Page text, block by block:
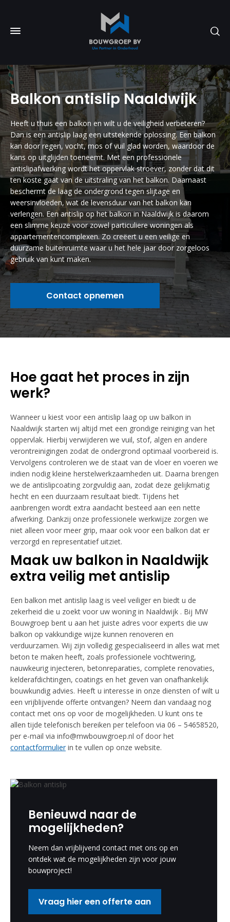
Balkon antislip Naaldwijk
Heeft u thuis een balkon en wilt u de veiligheid verbeteren?
Dan is een antislip laag een uitstekende oplossing. Een balkon
kan door regen, vocht, mos of vuil glad worden, waardoor de
kans op uitglijden toeneemt. Met een professionele
antislipafwerking wordt het oppervlak stroever, zonder dat dit
ten koste gaat van de uitstraling van het balkon. Daarnaast
beschermt de laag de ondergrond tegen slijtage en
weersinvloeden, wat de levensduur van het balkon kan
verlengen. Een antislip op het balkon in Naaldwijk is daarom
een slimme keuze voor zowel particuliere woningen als
appartementencomplexen. Zo creëert u een veilige en
duurzame buitenruimte waar u het hele jaar door zorgeloos
gebruik van kunt maken.
Contact opnemen
Hoe gaat het proces in zijn
werk?
Wanneer u kiest voor een antislip laag op uw balkon in
Naaldwijk starten wij altijd met een grondige reiniging van het
oppervlak. Hierbij verwijderen we vuil, stof, algen en andere
verontreinigingen zodat de ondergrond optimaal voorbereid is.
Vervolgens controleren we de staat van de vloer en voeren we
indien nodig kleine herstelwerkzaamheden uit. Daarna brengen
we de antislipcoating zorgvuldig aan, zodat deze gelijkmatig
hecht en een duurzaam resultaat biedt. Tijdens het
aanbrengen wordt extra aandacht besteed aan een nette
afwerking. Dankzij onze professionele werkwijze zorgen we
niet alleen voor meer grip, maar ook voor een balkon dat er
verzorgd en representatief uitziet.
Maak uw balkon in Naaldwijk
extra veilig met antislip
Een balkon met antislip laag is veel veiliger en biedt u de
zekerheid die u zoekt voor uw woning in Naaldwijk . Bij MW
Bouwgroep bent u aan het juiste adres voor experts die uw
balkon op vakkundige wijze kunnen renoveren en
verduurzamen. Wij zijn volledig gespecialiseerd in alles wat met
beton te maken heeft, zoals professionele vochtwering,
nauwkeurig injecteren, betonreparaties, complete renovaties,
kelderafdichtingen, coatings en het geven van onafhankelijk
bouwkundig advies. Heeft u interesse in onze diensten of wilt u
een vrijblijvende offerte ontvangen? Neem dan vandaag nog
contact met ons op voor de mogelijkheden. U kunt ons te
allen tijde telefonisch bereiken per telefoon via 06 – 54658520,
per e-mail via info@mwbouwgroep.nl of door het
contactformulierin te vullen op onze website.
Benieuwd naar de
mogelijkheden?
Neem dan vrijblijvend contact met ons op en
ontdek wat de mogelijkheden zijn voor jouw
bouwproject!
Vraag hier een offerte aan